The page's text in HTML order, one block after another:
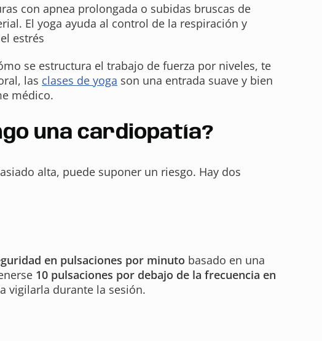
con apnea prolongada o subidas bruscas de
El yoga ayuda al control de la respiración y
estrés
se estructura el trabajo de fuerza por niveles, te
las clases de yoga son una entrada suave y bien
médico.
una cardiopatía?
alta, puede suponer un riesgo. Hay dos
en pulsaciones por minuto basado en una
10 pulsaciones por debajo de la frecuencia en
vigilarla durante la sesión.